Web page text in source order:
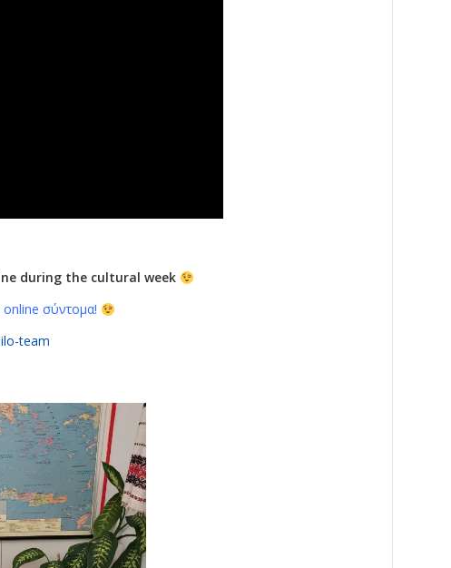
during the cultural week
σύντομα!
team